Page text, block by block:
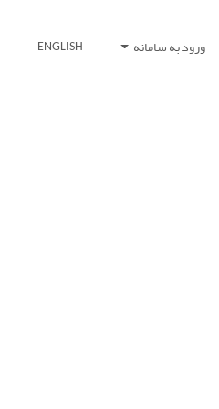
ورود به سامانه ENGLISH